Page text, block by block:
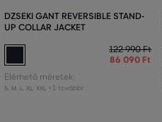
DZSEKI GANT REVERSIBLE STAND-
UP COLLAR JACKET
122 990 Ft
86 090 Ft
Elérhető méretek:
S, M L XL XXL +1 további